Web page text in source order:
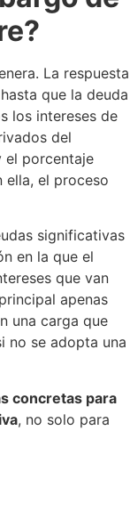
La respuesta
que la deuda
los intereses de
del
el porcentaje
ella, el proceso
significativas
en la que el
que van
apenas
una carga que
no se adopta una
concretas para
, no solo para